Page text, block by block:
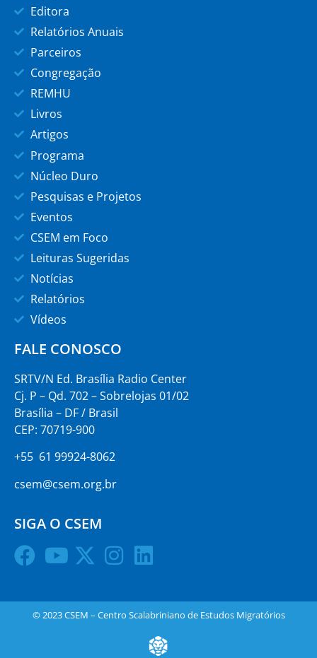
Editora
Relatórios Anuais
Parceiros
Congregação
REMHU
Livros
Artigos
Programa
Núcleo Duro
Pesquisas e Projetos
Eventos
CSEM em Foco
Leituras Sugeridas
Notícias
Relatórios
Vídeos
FALE CONOSCO
SRTV/N Ed. Brasília Radio Center
Cj. P – Qd. 702 – Sobrelojas 01/02
Brasília – DF / Brasil
CEP: 70719-900
+55 61 99924-8062
csem@csem.org.br
SIGA O CSEM
© 2023 CSEM – Centro Scalabriniano de Estudos Migratórios